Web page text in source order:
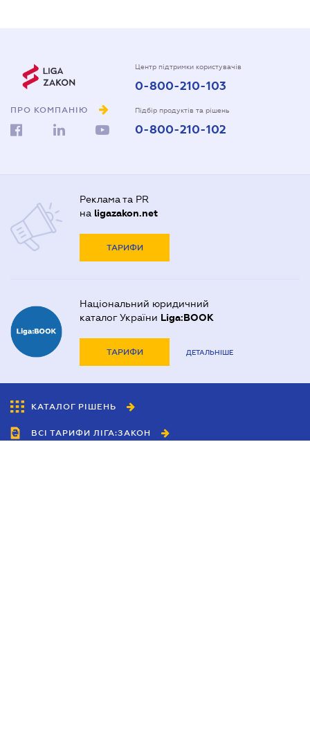
ПРО КОМПАНІЮ
Центр підтримки користувачів
0-800-210-103
Підбір продуктів та рішень
0-800-210-102
Реклама та PR
на ligazakon.net
ТАРИФИ
Національний юридичний
каталог України Liga:BOOK
ТАРИФИ ДЕТАЛЬНІШЕ
КАТАЛОГ РІШЕНЬ
ВСІ ТАРИФИ ЛІГА:ЗАКОН